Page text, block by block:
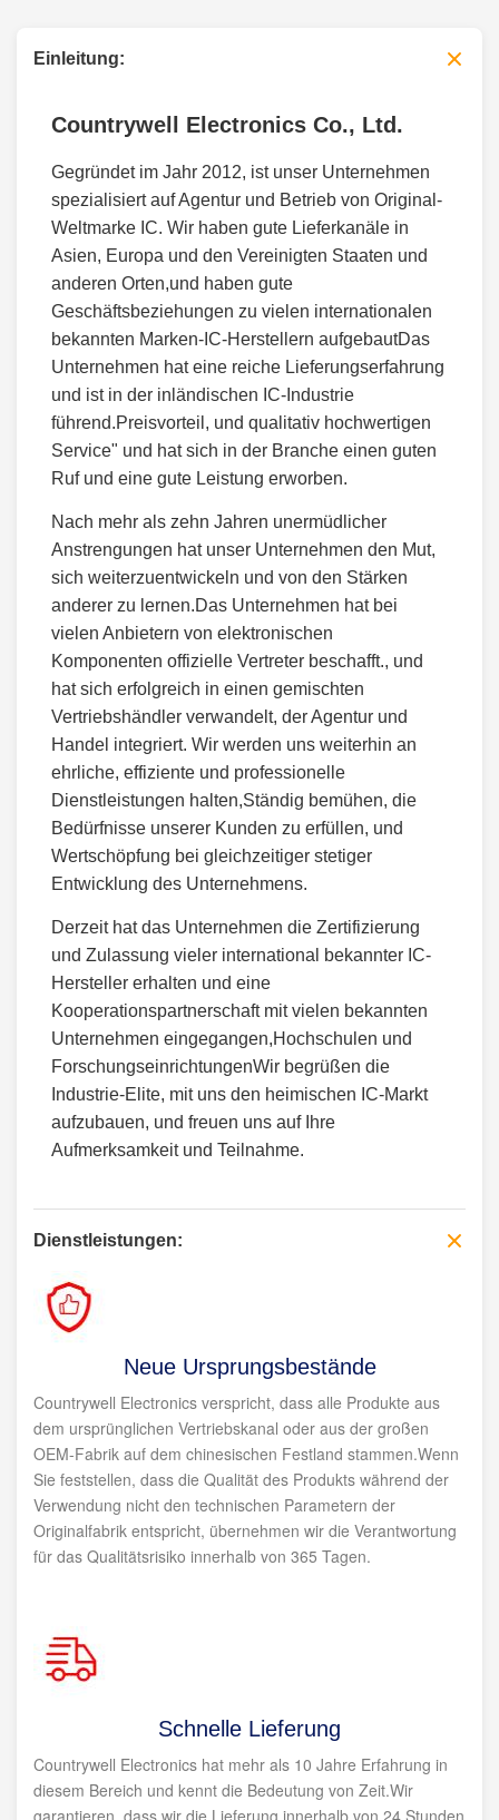
Einleitung:
Countrywell Electronics Co., Ltd.
Gegründet im Jahr 2012, ist unser Unternehmen
spezialisiert auf Agentur und Betrieb von Original-
Weltmarke IC. Wir haben gute Lieferkanäle in
Asien, Europa und den Vereinigten Staaten und
anderen Orten,und haben gute
Geschäftsbeziehungen zu vielen internationalen
bekannten Marken-IC-Herstellern aufgebautDas
Unternehmen hat eine reiche Lieferungserfahrung
und ist in der inländischen IC-Industrie
führend.Preisvorteil, und qualitativ hochwertigen
Service" und hat sich in der Branche einen guten
Ruf und eine gute Leistung erworben.
Nach mehr als zehn Jahren unermüdlicher
Anstrengungen hat unser Unternehmen den Mut,
sich weiterzuentwickeln und von den Stärken
anderer zu lernen.Das Unternehmen hat bei
vielen Anbietern von elektronischen
Komponenten offizielle Vertreter beschafft., und
hat sich erfolgreich in einen gemischten
Vertriebshändler verwandelt, der Agentur und
Handel integriert. Wir werden uns weiterhin an
ehrliche, effiziente und professionelle
Dienstleistungen halten,Ständig bemühen, die
Bedürfnisse unserer Kunden zu erfüllen, und
Wertschöpfung bei gleichzeitiger stetiger
Entwicklung des Unternehmens.
Derzeit hat das Unternehmen die Zertifizierung
und Zulassung vieler international bekannter IC-
Hersteller erhalten und eine
Kooperationspartnerschaft mit vielen bekannten
Unternehmen eingegangen,Hochschulen und
ForschungseinrichtungenWir begrüßen die
Industrie-Elite, mit uns den heimischen IC-Markt
aufzubauen, und freuen uns auf Ihre
Aufmerksamkeit und Teilnahme.
Dienstleistungen:
Neue Ursprungsbestände
Countrywell Electronics verspricht, dass alle Produkte aus
dem ursprünglichen Vertriebskanal oder aus der großen
OEM-Fabrik auf dem chinesischen Festland stammen.Wenn
Sie feststellen, dass die Qualität des Produkts während der
Verwendung nicht den technischen Parametern der
Originalfabrik entspricht, übernehmen wir die Verantwortung
für das Qualitätsrisiko innerhalb von 365 Tagen.
Schnelle Lieferung
Countrywell Electronics hat mehr als 10 Jahre Erfahrung in
diesem Bereich und kennt die Bedeutung von Zeit.Wir
garantieren, dass wir die Lieferung innerhalb von 24 Stunden